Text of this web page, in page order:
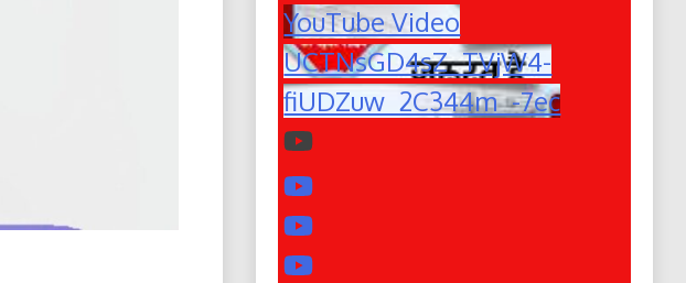
YouTube Video
UCTNsGD4sZ_TVjW4-
fiUDZuw_2C344m_-7ec